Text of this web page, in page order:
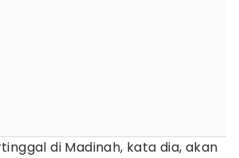
di Madinah, kata dia, akan